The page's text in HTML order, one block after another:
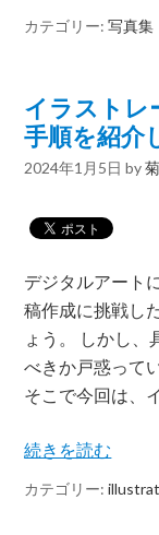
カテゴリー:写真集
イラストレ
手順を紹介
2024年1月5日 by
デジタルアート
稿作成に挑戦し
ょう。 しかし、
べきか戸惑って
そこで今回は、
続きを読む
カテゴリー: